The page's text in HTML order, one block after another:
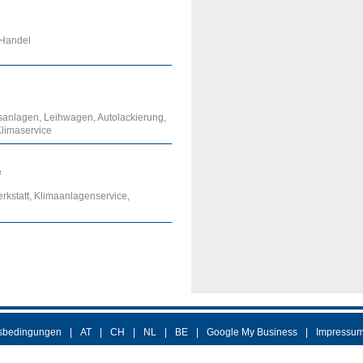
Leihwagen, Autolackierung,
Klimaanlagenservice,
AT CH NL BE Google My Business